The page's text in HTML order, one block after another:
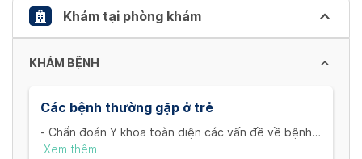
keyboard
shortcuts
changing
Khám tại phòng khám
KHÁM BỆNH
Các bệnh thường gặp ở trẻ
- Chẩn đoán Y khoa toàn diện các vấn đề về bệnh lí
của trẻ
Xem thêm